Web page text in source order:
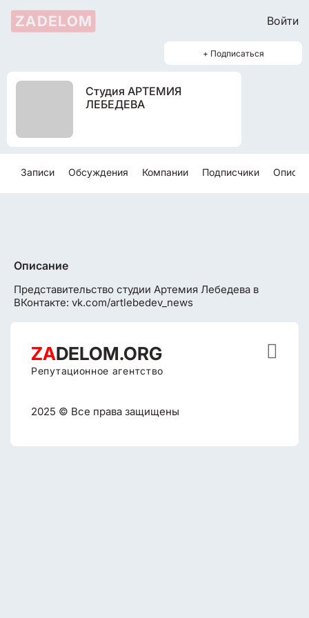
ZADELOM Войти
+ Подписаться
Студия АРТЕМИЯ
ЛЕБЕДЕВА
Записи Обсуждения Компании Подписчики
Описание
Представительство студии Артемия Лебедева в
ВКонтакте: vk.com/artlebedev_news
ZADELOM.ORG
Репутационное агентство
2025 © Все права защищены
